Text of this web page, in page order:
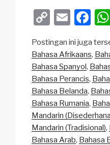
C
p
y
Li
n
k
E
ail
F
c
e
b
o
o
k
Postingan ini juga
Bahasa Afrikaans
Bahasa Spanyol
Bahasa Perancis
Bahasa Belanda
Bahasa Rumania
Mandarin
Mandarin (Tradisional)
Bahasa Arab Bahasa